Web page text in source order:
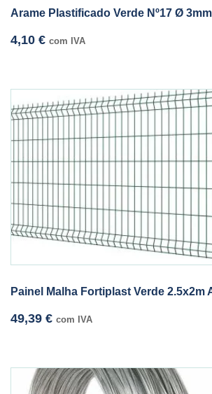
Arame Plastificado Verde Nº17 Ø
4,10 € com IVA
Painel Malha Fortiplast Verde 2.5x2m
49,39 € com IVA